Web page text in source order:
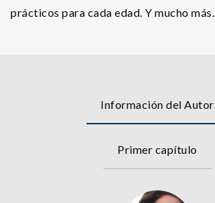
prácticos para cada edad. Y mucho más…
Información del Autor
Primer capítulo